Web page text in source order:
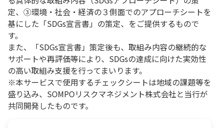
定、③環境・社会・経済の３側面でのアプローチシートを
基にした「SDGs宣言書」の策定、をご提供するもので
す。
また、「SDGs宣言書」策定後も、取組み内容の継続的な
サポートや再評価等により、SDGsの達成に向けた実効性
の高い取組み支援を行ってまいります。
※本サービスで使用するチェックシートは地域の課題等を
盛り込み、SOMPOリスクマネジメント株式会社と当行が
共同開発したものです。